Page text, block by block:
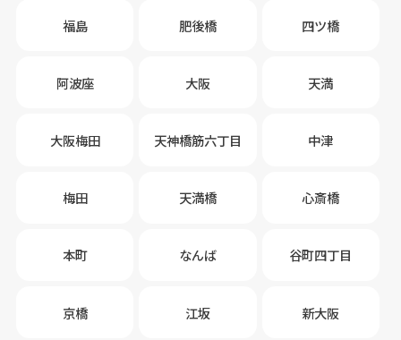
福島 肥後橋 四ツ橋
阿波座 大阪 天満
大阪梅田 天神橋筋六丁目 中津
梅田 天満橋 心斎橋
本町 なんば 谷町四丁目
京橋 江坂 新大阪